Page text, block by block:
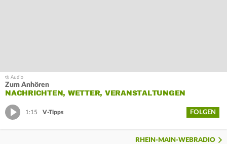
Zum Anhören
NACHRICHTEN, WETTER, VERANSTALTUNGEN
1:15 V-Tipps FOLGEN
RHEIN-MAIN-WEBRADIO